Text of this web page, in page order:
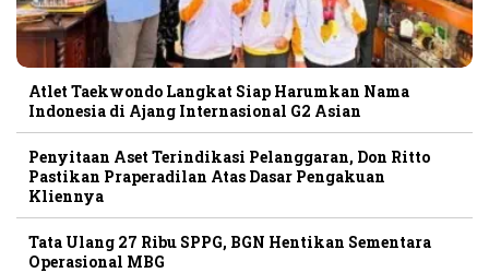
Atlet Taekwondo Langkat Siap Harumkan Nama
Indonesia di Ajang Internasional G2 Asian
Penyitaan Aset Terindikasi Pelanggaran, Don Ritto
Pastikan Praperadilan Atas Dasar Pengakuan
Kliennya
Tata Ulang 27 Ribu SPPG, BGN Hentikan Sementara
Operasional MBG